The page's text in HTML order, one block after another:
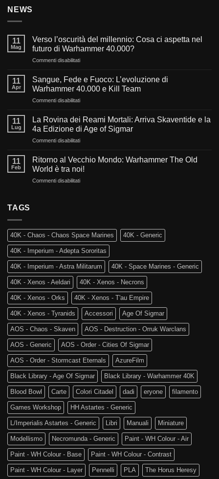
NEWS
11
Mag
Verso l’oscurità del millennio: Cosa ci aspetta nel
futuro di Warhammer 40.000?
Commenti disabilitatisu
l’oscurità
del
millennio:
Cosa
aspetta
nel
futuro
di
40.000?
11
Apr
Sangue, Fede e Fuoco: L’evoluzione di
Warhammer 40.000 e Kill Team
Commenti disabilitatisu
Fede
e
Fuoco:
L’evoluzione
Warhammer
40.000
Kill
11
Lug
La Rovina dei Reami Mortali: Arriva Skaventide e la
4a Edizione di Age of Sigmar
Commenti disabilitatisu
Rovina
dei
Reami
Mortali:
Edizione
Age
of
Sigmar
11
Feb
Ritorno al Vecchio Mondo: Warhammer The Old
World è tra noi!
Commenti disabilitatisu
The
Old
World
tra
noi!
TAGS
40K - Chaos - Chaos Space Marines 40K - Generic
40K - Imperium - Adepta Sororitas
40K - Imperium - Astra Militarum 40K - Space Marines - Generic
40K - Xenos - Aeldari 40K - Xenos - Necrons
40K - Xenos - Orks 40K - Xenos - T'au Empire
40K - Xenos - Tyranids Accessori Age Of Sigmar
AOS - Chaos - Skaven AOS - Destruction - Orruk Warclans
AOS - Generic AOS - Order - Cities Of Sigmar
AOS - Order - Stormcast Eternals AzureFilm
Black Library - Age Of Sigmar Black Library - Warhammer 40K
Blood Bowl Carte Colori Citadel dadi eryone filamento
Games Workshop HH Astartes - Generic
L/Imperialis Astartes - Generic Libri Manuali Miniature
Modellismo Necromunda - Generic Paint - WH Colour - Air
Paint - WH Colour - Base Paint - WH Colour - Contrast
Paint - WH Colour - Layer Pennelli PLA The Horus Heresy